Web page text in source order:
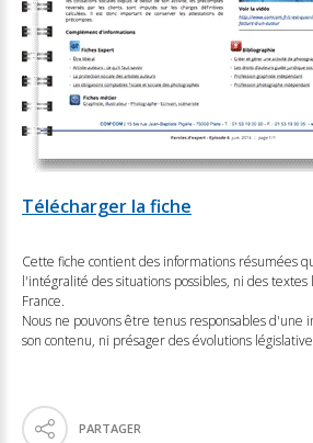
Télécharger la fiche
Cette fiche contient des informations résumées
l'intégralité des situations possibles, ni des textes
France.
Nous ne pouvons être tenus responsables
son contenu, ni présager des évolutions
PARTAGER